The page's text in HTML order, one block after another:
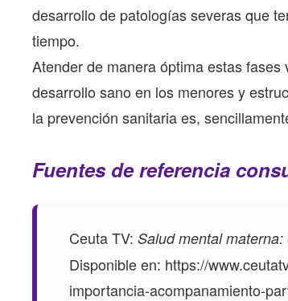
desarrollo de patologías severas que
tiempo.
Atender de manera óptima estas
desarrollo sano en los menores y
la prevención sanitaria es,
Fuentes de referencia
Ceuta TV: Salud mental
Disponible en: https://
importancia-acompanamiento-